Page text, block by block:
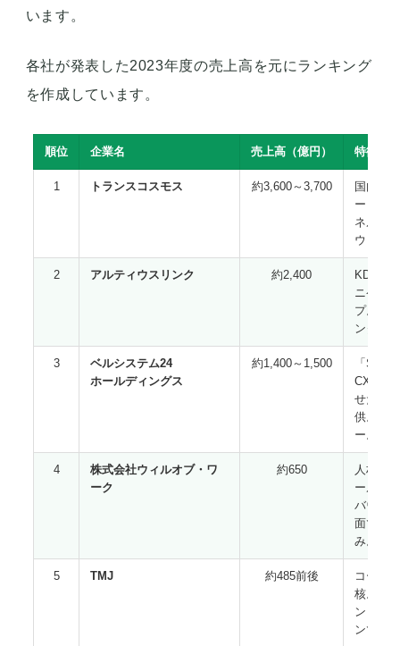
います。
各社が発表した2023年度の売上高を元にランキング
を作成しています。